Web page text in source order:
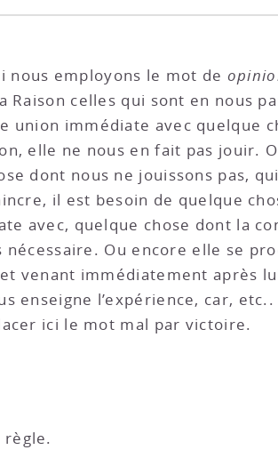
nous employons le mot de
celles qui sont en nous
union immédiate avec quelque
elle ne nous en fait pas jouir.
dont nous ne jouissons pas,
il est besoin de quelque
avec, quelque chose dont la
Ou encore elle se
venant immédiatement après
enseigne l’expérience, car,
ici le mot mal par victoire.